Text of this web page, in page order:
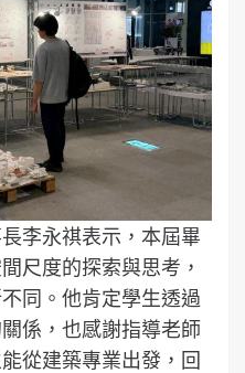
李永祺表示，本屆畢
尺度的探索與思考，
同。他肯定學生透過
係，也感謝指導老師
從建築專業出發，回